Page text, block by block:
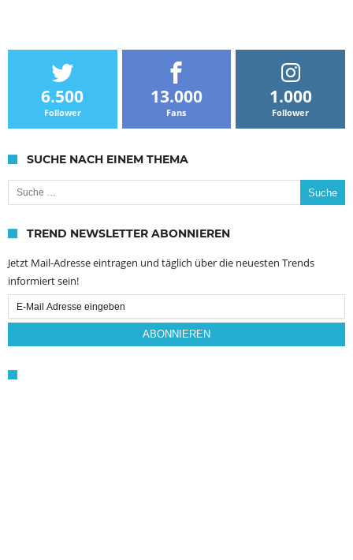
6.500
Follower
13.000
Fans
1.000
Follower
SUCHE NACH EINEM THEMA
Suche nach:
TREND NEWSLETTER ABONNIEREN
Jetzt Mail-Adresse eintragen und täglich über die neuesten Trends
informiert sein!
Email
Subscription
ABONNIEREN